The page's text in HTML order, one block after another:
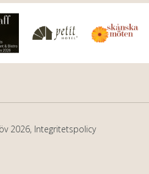
2026, Integritetspolicy